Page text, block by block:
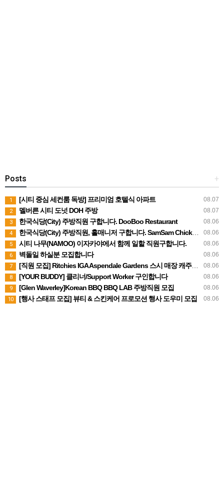
+
Posts
08.07
1 [시티 중심 세컨룸 독방] 프리미엄 호텔식 아파트
08.07
2 멜버른 시티 도넛 DOH 주방
08.06
3 한국식당(City) 주방직원 구합니다. DooBoo Restaurant
08.06
4 한국식당(City) 주방직원, 홀매니저 구합니다. SamSam Chicken Restaurant
08.06
5 시티 나무(NAMOO) 이자카야에서 함께 일할 직원구합니다.
08.06
6 벽돌일 하실분 모집합니다
08.06
7 [직원 모집] Ritchies IGA Aspendale Gardens 스시 매장 캐주얼 직원 구인
08.06
8 [YOUR BUDDY] 클리너/Support Worker 구인합니다
08.06
9 [Glen Waverley]Korean BBQ BBQ LAB 주방직원 모집
08.06
10 [행사 스태프 모집] 뷰티 & 스킨케어 프로모션 행사 도우미 모집